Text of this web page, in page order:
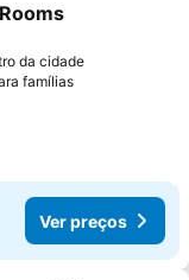
favoritos
da cidade
famíliasVer preços
Ver preços